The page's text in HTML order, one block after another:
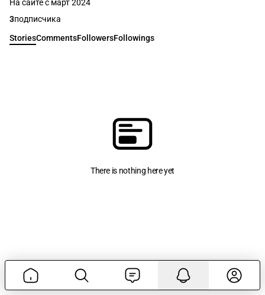
На сайте с март 2024
3подписчика
StoriesCommentsFollowersFollowings
There is nothing here yet